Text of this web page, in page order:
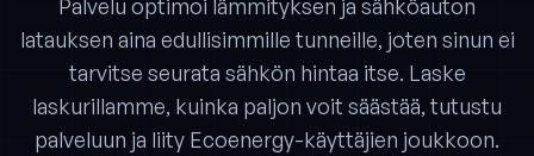
Palvelu optimoi lämmityksen ja sähköauton
latauksen aina edullisimmille tunneille, joten sinun ei
tarvitse seurata sähkön hintaa itse. Laske
laskurillamme, kuinka paljon voit säästää, tutustu
palveluun ja liity Ecoenergy-käyttäjien joukkoon.